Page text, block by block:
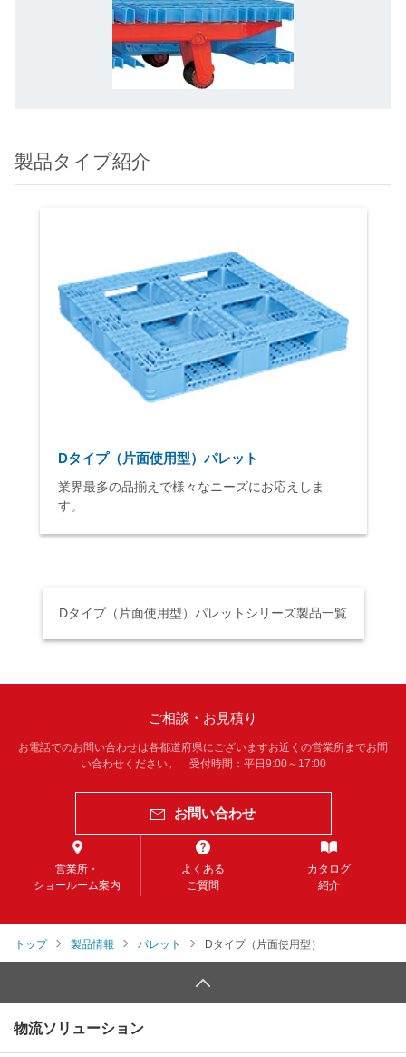
製品タイプ紹介
Dタイプ（片面使用型）パレット
業界最多の品揃えで様々なニーズにお応えしま
す。
Dタイプ（片面使用型）パレットシリーズ製品一覧
ご相談・お見積り
お電話でのお問い合わせは各都道府県にございますお近くの営業所までお問
い合わせください。 受付時間：平日9:00～17:00
お問い合わせ
営業所・
ショールーム案内
よくある
ご質問
カタログ
紹介
トップ 製品情報 パレット Dタイプ（片面使用型）
物流ソリューション